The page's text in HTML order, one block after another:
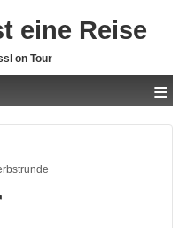
eine Reise
on Tour
≡